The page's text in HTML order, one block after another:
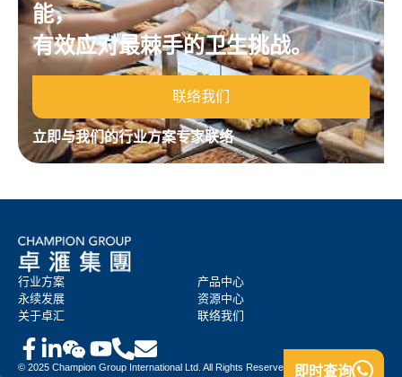
能，
有效应对最棘手的卫生挑战。
联络我们
立即与我们的行业方案专家联络
行业方案
产品中心
永续发展
资源中心
关于卓汇
联络我们
© 2025 Champion Group International Ltd. All Rights Reserved. 即时查询